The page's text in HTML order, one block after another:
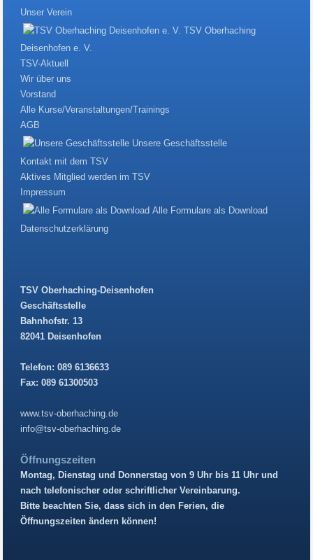
Unser Verein
TSV Oberhaching
Deisenhofen e. V.
TSV-Aktuell
Wir über uns
Vorstand
Alle Kurse/Veranstaltungen/Trainings
AGB
Unsere Geschäftsstelle
Kontakt mit dem TSV
Aktives Mitglied werden im TSV
Impressum
Alle Formulare als Download
Datenschutzerklärung
TSV Oberhaching-Deisenhofen
Geschäftsstelle
Bahnhofstr. 13
82041 Deisenhofen
Telefon: 089 6136633
Fax: 089 61300503
www.tsv-oberhaching.de
info@tsv-oberhaching.de
Öffnungszeiten
Montag, Dienstag und Donnerstag von 9 Uhr bis 11 Uhr und
nach telefonischer oder schriftlicher Vereinbarung.
Bitte beachten Sie, dass sich in den Ferien, die
Öffnungszeiten ändern können!